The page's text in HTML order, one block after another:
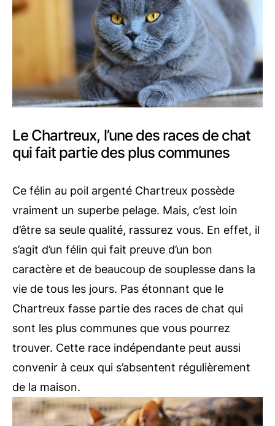
Le Chartreux, l’une des races de chat
qui fait partie des plus communes
Ce félin au poil argenté Chartreux possède
vraiment un superbe pelage. Mais, c’est loin
d’être sa seule qualité, rassurez vous. En effet, il
s’agit d’un félin qui fait preuve d’un bon
caractère et de beaucoup de souplesse dans la
vie de tous les jours. Pas étonnant que le
Chartreux fasse partie des races de chat qui
sont les plus communes que vous pourrez
trouver. Cette race indépendante peut aussi
convenir à ceux qui s’absentent régulièrement
de la maison.